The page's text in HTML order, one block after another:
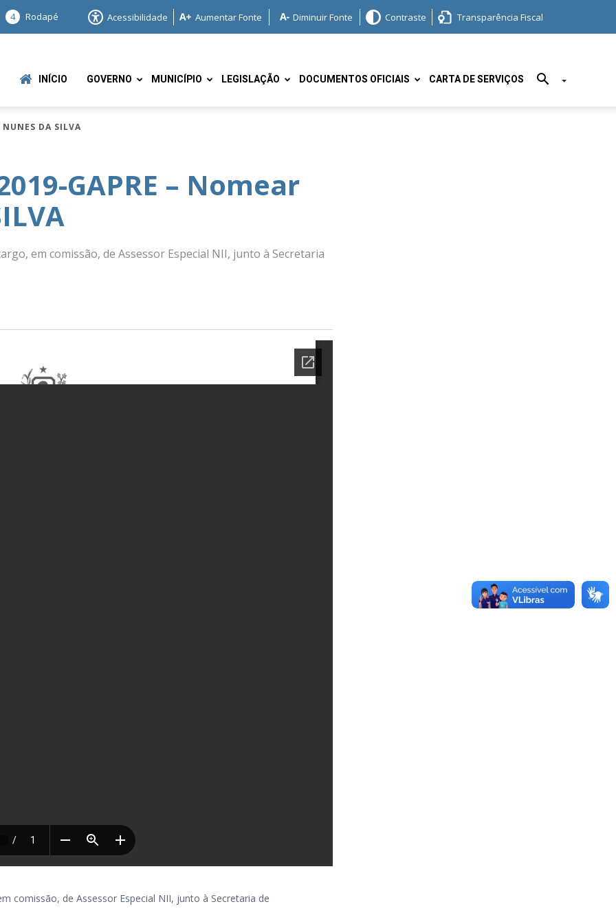
4 Rodapé Acessibilidade Aumentar Fonte Diminuir Fonte Contraste Transparência Fiscal
INÍCIO GOVERNO MUNICÍPIO LEGISLAÇÃO DOCUMENTOS OFICIAIS CARTA DE SERVIÇOS
DA SILVA
GAPRE – Nomear
em comissão, de Assessor Especial NII, junto à Secretaria
comissão, de Assessor Especial NII, junto à Secretaria de